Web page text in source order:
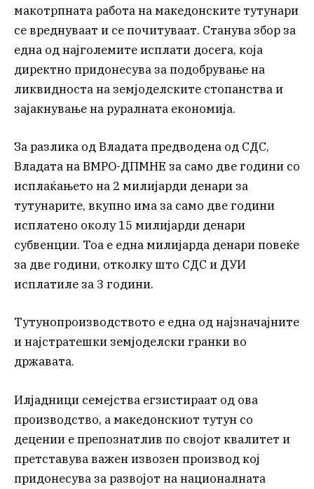
макотрпната работа на македонските тутунари
се вреднуваат и се почитуваат. Станува збор за
една од најголемите исплати досега, која
директно придонесува за подобрување на
ликвидноста на земјоделските стопанства и
зајакнување на руралната економија.
За разлика од Владата предводена од СДС,
Владата на ВМРО-ДПМНЕ за само две години со
исплаќањето на 2 милијарди денари за
тутунарите, вкупно има за само две години
исплатено околу 15 милијарди денари
субвенции. Тоа е една милијарда денари повеќе
за две години, отколку што СДС и ДУИ
исплатиле за 3 години.
Тутунопроизводството е една од најзначајните
и најстратешки земјоделски гранки во
државата.
Илјадници семејства егзистираат од ова
производство, а македонскиот тутун со
децении е препознатлив по својот квалитет и
претставува важен извозен производ кој
придонесува за развојот на националната